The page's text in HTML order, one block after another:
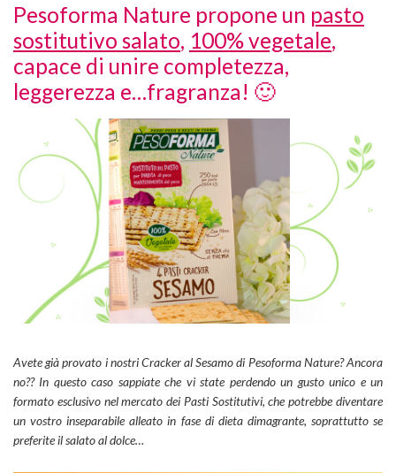
Pesoforma Nature propone un pasto
sostitutivo salato, 100% vegetale,
capace di unire completezza,
leggerezza e…fragranza! 🙂
Avete già provato i nostri Cracker al Sesamo di Pesoforma Nature? Ancora
no?? In questo caso sappiate che vi state perdendo un gusto unico e un
formato esclusivo nel mercato dei Pasti Sostitutivi, che potrebbe diventare
un vostro inseparabile alleato in fase di dieta dimagrante, soprattutto se
preferite il salato al dolce…